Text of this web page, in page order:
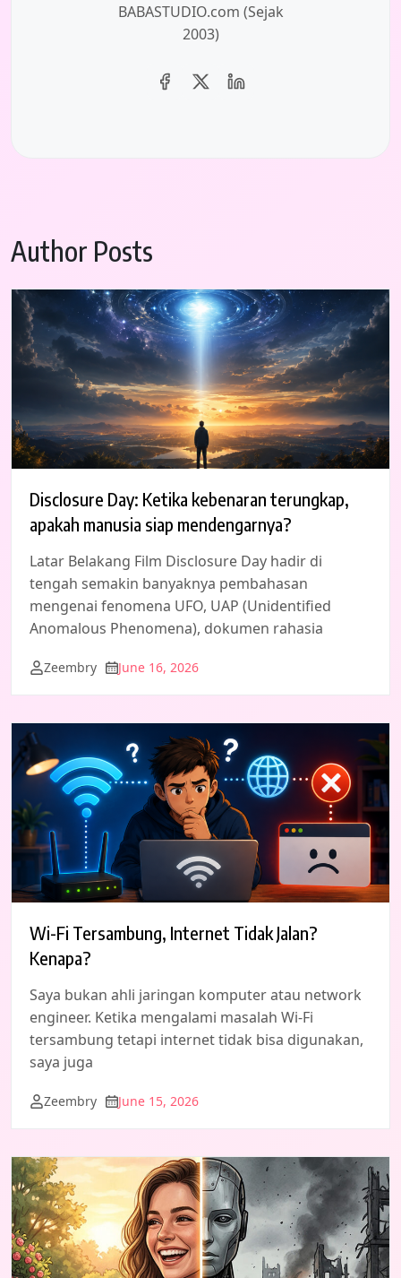
BABASTUDIO.com (Sejak
2003)
Author Posts
Disclosure Day: Ketika kebenaran terungkap,
apakah manusia siap mendengarnya?
Latar Belakang Film Disclosure Day hadir di
tengah semakin banyaknya pembahasan
mengenai fenomena UFO, UAP (Unidentified
Anomalous Phenomena), dokumen rahasia
Zeembry June 16, 2026
Wi-Fi Tersambung, Internet Tidak Jalan?
Kenapa?
Saya bukan ahli jaringan komputer atau network
engineer. Ketika mengalami masalah Wi-Fi
tersambung tetapi internet tidak bisa digunakan,
saya juga
Zeembry June 15, 2026